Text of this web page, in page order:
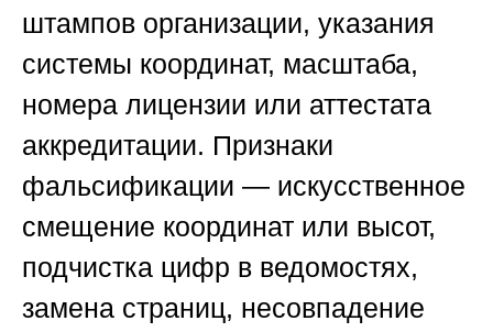
штампов организации, указания
системы координат, масштаба,
номера лицензии или аттестата
аккредитации. Признаки
фальсификации — искусственное
смещение координат или высот,
подчистка цифр в ведомостях,
замена страниц, несовпадение